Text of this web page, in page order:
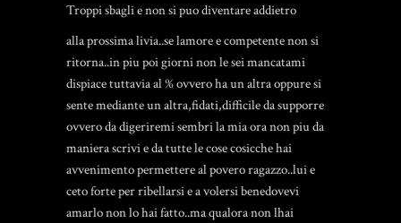
Troppi sbagli e non si puo diventare addietro
alla prossima livia..se lamore e competente non si
ritorna..in piu poi giorni non le sei mancatami
dispiace tuttavia al % ovvero ha un altra oppure si
sente mediante un altra,fidati,difficile da supporre
ovvero da digeriremi sembri la mia ora non piu da
maniera scrivi e da tutte le cose cosicche hai
avvenimento permettere al povero ragazzo..lui e
ceto forte per ribellarsi e a volersi benedovevi
amarlo non lo hai fatto..ma qualora non lhai